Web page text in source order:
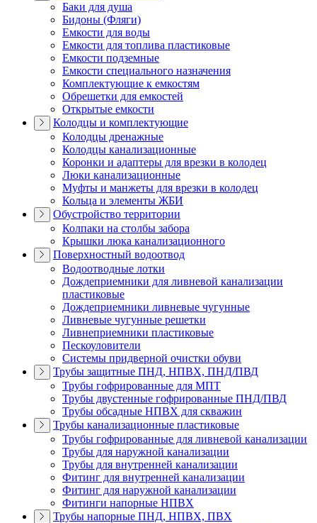
Баки для душа
Бидоны (Фляги)
Емкости для воды
Емкости для топлива пластиковые
Емкости подземные
Емкости специального назначения
Комплектующие к емкостям
Обрешетки для емкостей
Открытые емкости
Колодцы и комплектующие
Колодцы дренажные
Колодцы канализационные
Коронки и адаптеры для врезки в колодец
Люки канализационные
Муфты и манжеты для врезки в колодец
Кольца и элементы ЖБИ
Обустройство территории
Колпаки на столбы забора
Крышки люка канализационного
Поверхностный водоотвод
Водоотводные лотки
Дождеприемники для ливневой канализации
пластиковые
Дождеприемники ливневые чугунные
Ливневые чугунные решетки
Ливнеприемники пластиковые
Пескоуловители
Системы придверной очистки обуви
Трубы защитные ПНД, НПВХ, ПНД/ПВД
Трубы гофрированные для МПТ
Трубы двустенные гофрированные ПНД/ПВД
Трубы обсадные НПВХ для скважин
Трубы канализационные пластиковые
Трубы гофрированные для ливневой канализации
Трубы для наружной канализации
Трубы для внутренней канализации
Фитинг для внутренней канализации
Фитинг для наружной канализации
Фитинги напорные НПВХ
Трубы напорные ПНД, НПВХ, ПВХ